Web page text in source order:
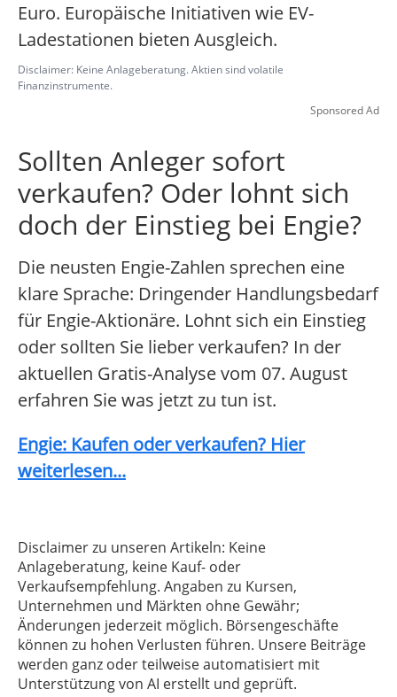
Euro. Europäische Initiativen wie EV-
Ladestationen bieten Ausgleich.
Disclaimer: Keine Anlageberatung. Aktien sind volatile
Finanzinstrumente.
Sponsored Ad
Sollten Anleger sofort
verkaufen? Oder lohnt sich
doch der Einstieg bei Engie?
Die neusten Engie-Zahlen sprechen eine
klare Sprache: Dringender Handlungsbedarf
für Engie-Aktionäre. Lohnt sich ein Einstieg
oder sollten Sie lieber verkaufen? In der
aktuellen Gratis-Analyse vom 07. August
erfahren Sie was jetzt zu tun ist.
Engie: Kaufen oder verkaufen? Hier
weiterlesen...
Disclaimer zu unseren Artikeln: Keine
Anlageberatung, keine Kauf- oder
Verkaufsempfehlung. Angaben zu Kursen,
Unternehmen und Märkten ohne Gewähr;
Änderungen jederzeit möglich. Börsengeschäfte
können zu hohen Verlusten führen. Unsere Beiträge
werden ganz oder teilweise automatisiert mit
Unterstützung von AI erstellt und geprüft.